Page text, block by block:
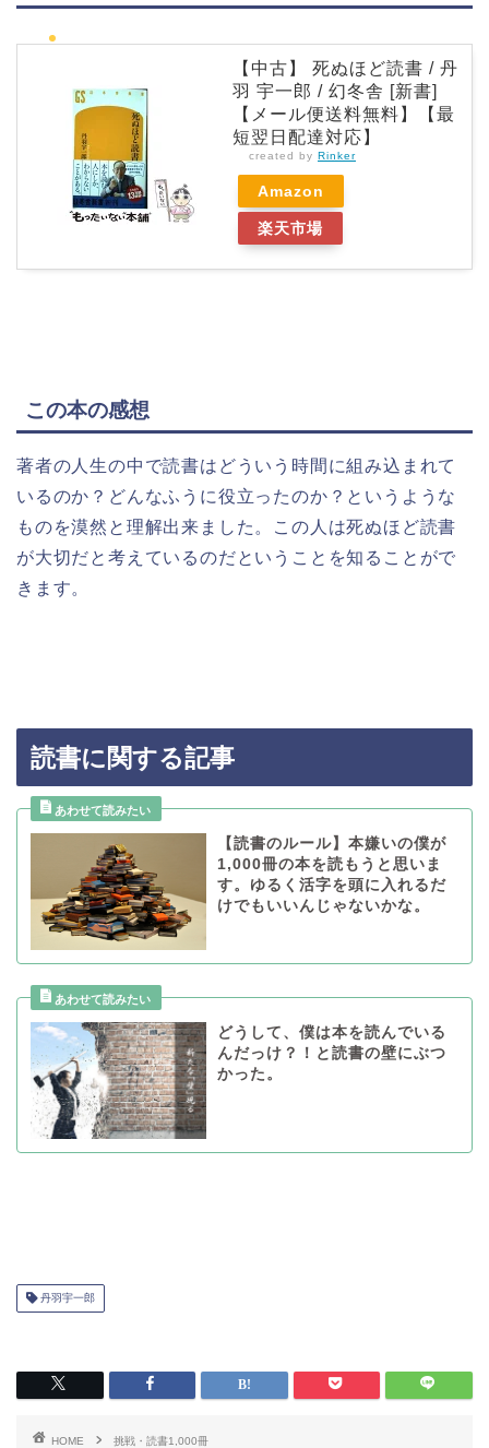
【中古】 死ぬほど読書 / 丹
羽 宇一郎 / 幻冬舎 [新書]
【メール便送料無料】【最
短翌日配達対応】
created by Rinker
Amazon
楽天市場
この本の感想
著者の人生の中で読書はどういう時間に組み込まれて
いるのか？どんなふうに役立ったのか？というような
ものを漠然と理解出来ました。この人は死ぬほど読書
が大切だと考えているのだということを知ることがで
きます。
読書に関する記事
【読書のルール】本嫌いの僕が
1,000冊の本を読もうと思いま
す。ゆるく活字を頭に入れるだ
けでもいいんじゃないかな。
どうして、僕は本を読んでいる
んだっけ？！と読書の壁にぶつ
かった。
丹羽宇一郎
HOME
挑戦・読書1,000冊